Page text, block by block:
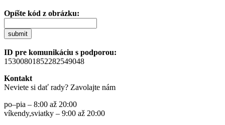
Opíšte kód z obrázku:
submit
ID pre komunikáciu s podporou:
15300801852282549048
Kontakt
Neviete si dať rady? Zavolajte nám
po–pia – 8:00 až 20:00
víkendy,sviatky – 9:00 až 20:00